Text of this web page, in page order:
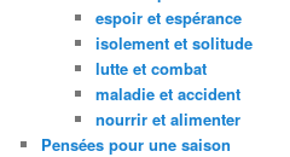
espoir et espérance
isolement et solitude
lutte et combat
maladie et accident
nourrir et alimenter
Pensées pour une saison